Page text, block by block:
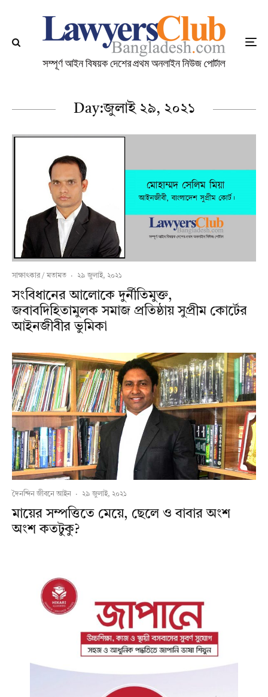
Day:জুলাই ২৯, ২০২১
সাক্ষাৎকার / মতামত · ২৯ জুলাই, ২০২১
সংবিধানের আলোকে দুর্নীতিমুক্ত,
জবাবদিহিতামুলক সমাজ প্রতিষ্ঠায় সুপ্রীম কোর্টের
আইনজীবীর ভুমিকা
দৈনন্দিন জীবনে আইন · ২৯ জুলাই, ২০২১
মায়ের সম্পত্তিতে মেয়ে, ছেলে ও বাবার অংশ
অংশ কতটুকু?